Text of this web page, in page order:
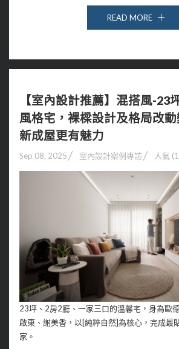
READ MORE
【室內設計推薦】混搭風-23
風格宅，裸樑設計及格局改
新成屋更有魅力
Sep 08, 2025 室內設計案例專訪 人氣
23坪、2房2廳、一家三口的溫馨宅，身為歐
啟東、謝美香，以[純粹自然]為核心，完成最
家。